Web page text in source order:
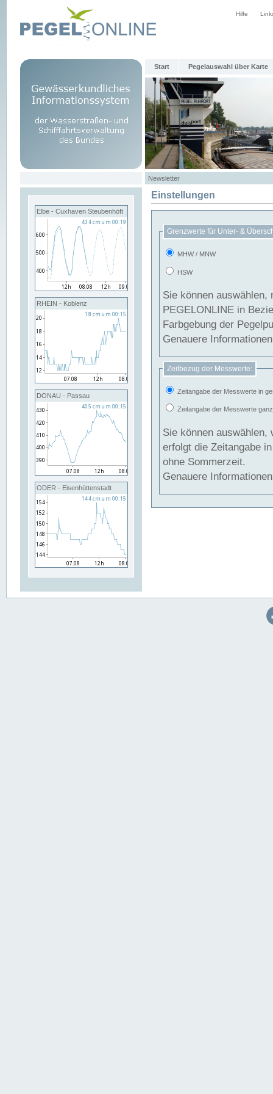
Hilfe
Start Pegelauswahl über Karte
Newsletter
Elbe - Cuxhaven Steubenhöft
RHEIN - Koblenz
DONAU - Passau
ODER - Eisenhüttenstadt
Einstellungen
Grenzwerte für Unter- &
MHW / MNW
HSW
Sie können
PEGELONLINE in Beziehung
Farbgebung der
Genauere
Zeitbezug der Messwerte:
Zeitangabe der Messwerte in
Zeitangabe der Messwerte
Sie können auswählen,
erfolgt die Zeitangabe
ohne Sommerzeit.
Genauere